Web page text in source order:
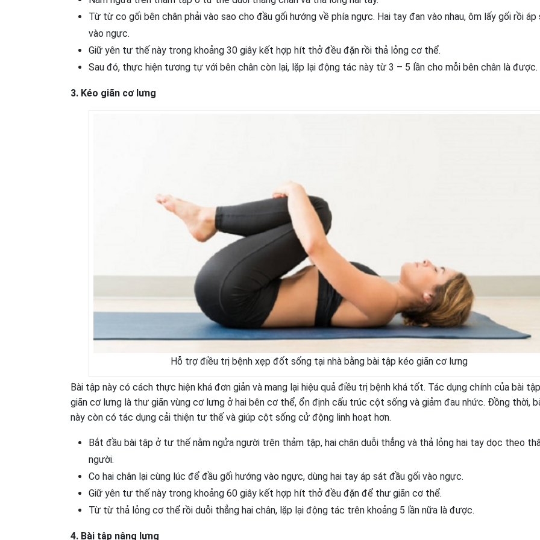
Từ từ co gối bên chân phải vào sao cho đầu gối hướng về phía ngực. Hai tay đan vào nhau, ôm lấy gối rồi áp
vào ngực.
Giữ yên tư thế này trong khoảng 30 giây kết hợp hít thở đều đặn rồi thả lỏng cơ thể.
Sau đó, thực hiện tương tự với bên chân còn lại, lặp lại động tác này từ 3 – 5 lần cho mỗi bên chân là được.
3. Kéo giãn cơ lưng
Hỗ trợ điều trị bệnh xẹp đốt sống tại nhà bằng bài tập kéo giãn cơ lưng
Bài tập này có cách thực hiện khá đơn giản và mang lại hiệu quả điều trị bệnh khá tốt. Tác dụng chính của bài
giãn cơ lưng là thư giãn vùng cơ lưng ở hai bên cơ thể, ổn định cấu trúc cột sống và giảm đau nhức. Đồng thời,
này còn có tác dụng cải thiện tư thế và giúp cột sống cử động linh hoạt hơn.
Bắt đầu bài tập ở tư thế nằm ngửa người trên thảm tập, hai chân duỗi thẳng và thả lỏng hai tay dọc theo
người.
Co hai chân lại cùng lúc để đầu gối hướng vào ngực, dùng hai tay áp sát đầu gối vào ngực.
Giữ yên tư thế này trong khoảng 60 giây kết hợp hít thở đều đặn để thư giãn cơ thể.
Từ từ thả lỏng cơ thể rồi duỗi thẳng hai chân, lặp lại động tác trên khoảng 5 lần nữa là được.
4. Bài tập nâng lưng